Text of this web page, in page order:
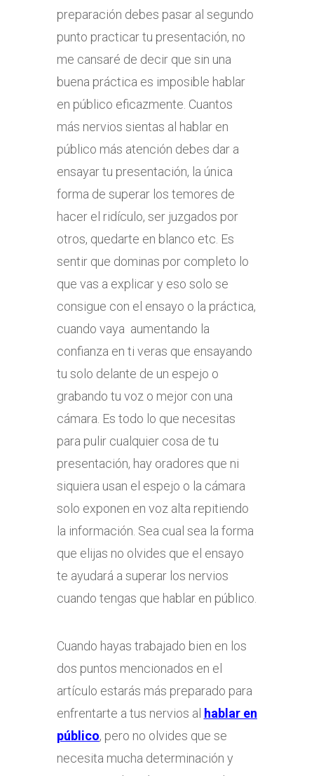
preparación debes pasar al segundo
punto practicar tu presentación, no
me cansaré de decir que sin una
buena práctica es imposible hablar
en público eficazmente. Cuantos
más nervios sientas al hablar en
público más atención debes dar a
ensayar tu presentación, la única
forma de superar los temores de
hacer el ridículo, ser juzgados por
otros, quedarte en blanco etc. Es
sentir que dominas por completo lo
que vas a explicar y eso solo se
consigue con el ensayo o la práctica,
cuando vaya aumentando la
confianza en ti veras que ensayando
tu solo delante de un espejo o
grabando tu voz o mejor con una
cámara. Es todo lo que necesitas
para pulir cualquier cosa de tu
presentación, hay oradores que ni
siquiera usan el espejo o la cámara
solo exponen en voz alta repitiendo
la información. Sea cual sea la forma
que elijas no olvides que el ensayo
te ayudará a superar los nervios
cuando tengas que hablar en público.
Cuando hayas trabajado bien en los
dos puntos mencionados en el
artículo estarás más preparado para
enfrentarte a tus nervios al hablar en
público, pero no olvides que se
necesita mucha determinación y